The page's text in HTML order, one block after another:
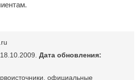
18.10.2009. Дата обновления:
официальные